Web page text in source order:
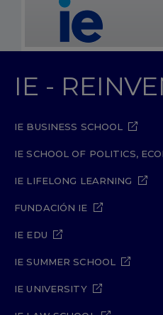
IE -
IE BUSINESS SCHOOL
IE SCHOOL OF POLITICS,
IE LIFELONG LEARNING
FUNDACIÓN IE
IE EDU
IE SUMMER SCHOOL
IE UNIVERSITY